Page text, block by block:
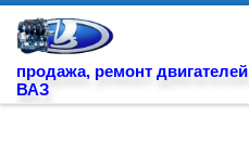
Skip to content
продажа, ремонт
ВАЗ